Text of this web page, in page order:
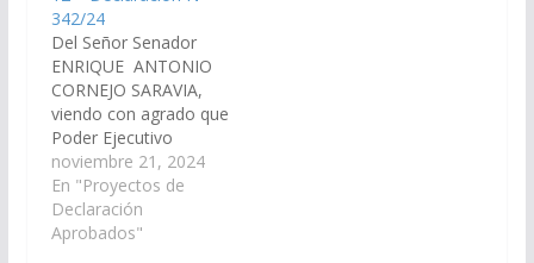
342/24
Del Señor Senador
ENRIQUE ANTONIO
CORNEJO SARAVIA,
viendo con agrado que
Poder Ejecutivo
Provincial realice las
gestiones necesarias
ante la 5ta Jefatura de
Distrito (Salta) de la
noviembre 21, 2024
En "Proyectos de
Declaración
Aprobados"